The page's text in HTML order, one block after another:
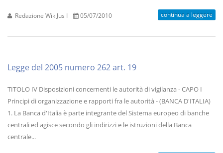
Redazione WikiJus I 05/07/2010 continua a leggere
Legge del 2005 numero 262 art. 19
TITOLO IV Disposizioni concernenti le autorità di vigilanza - CAPO I
Principi di organizzazione e rapporti fra le autorità - (BANCA D'ITALIA)
1. La Banca d'Italia è parte integrante del Sistema europeo di banche
centrali ed agisce secondo gli indirizzi e le istruzioni della Banca
centrale...